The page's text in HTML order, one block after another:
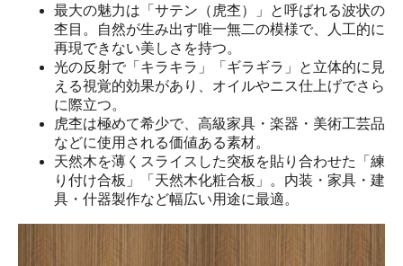
最大の魅力は「サテン（虎杢）」と呼ばれる波状の
杢目。自然が生み出す唯一無二の模様で、人工的に
再現できない美しさを持つ。
光の反射で「キラキラ」「ギラギラ」と立体的に見
える視覚的効果があり、オイルやニス仕上げでさら
に際立つ。
虎杢は極めて希少で、高級家具・楽器・美術工芸品
などに使用される価値ある素材。
天然木を薄くスライスした突板を貼り合わせた「練
り付け合板」「天然木化粧合板」。内装・家具・建
具・什器製作など幅広い用途に最適。